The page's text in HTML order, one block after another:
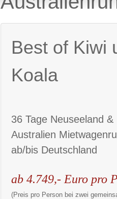
Best of Kiwi
Koala
36 Tage Neuseeland &
Australien
ab/bis Deutschland
ab 4.749,- Euro pro
(Preis pro Person bei zwei